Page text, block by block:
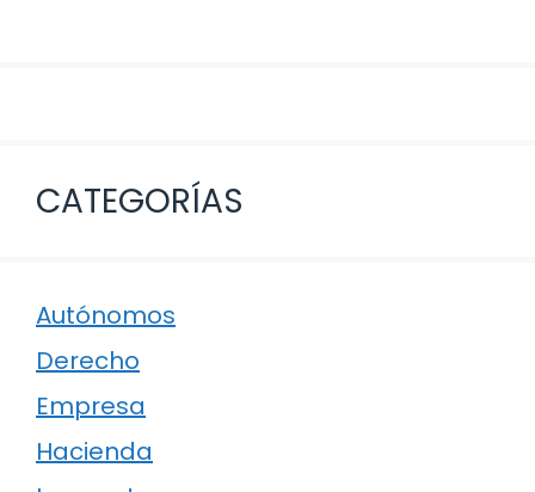
CATEGORÍAS
Autónomos
Derecho
Empresa
Hacienda